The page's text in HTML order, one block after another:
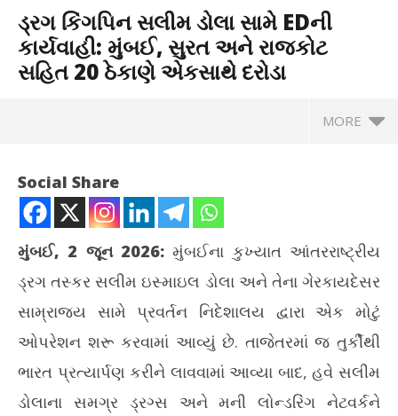
ડ્રગ કિંગપિન સલીમ ડોલા સામે EDની
કાર્યવાહી: મુંબઈ, સુરત અને રાજકોટ
સહિત 20 ઠેકાણે એકસાથે દરોડા
MORE
Social Share
મુંબઈ, 2 જૂન 2026: મુંબઈના કુખ્યાત આંતરરાષ્ટ્રીય
ડ્રગ તસ્કર સલીમ ઇસ્માઇલ ડોલા અને તેના ગેરકાયદેસર
સામ્રાજ્ય સામે પ્રવર્તન નિદેશાલય દ્વારા એક મોટું
ઓપરેશન શરૂ કરવામાં આવ્યું છે. તાજેતરમાં જ તુર્કીથી
ભારત પ્રત્યાર્પણ કરીને લાવવામાં આવ્યા બાદ, હવે સલીમ
ડોલાના સમગ્ર ડ્રગ્સ અને મની લોન્ડરિંગ નેટવર્કને